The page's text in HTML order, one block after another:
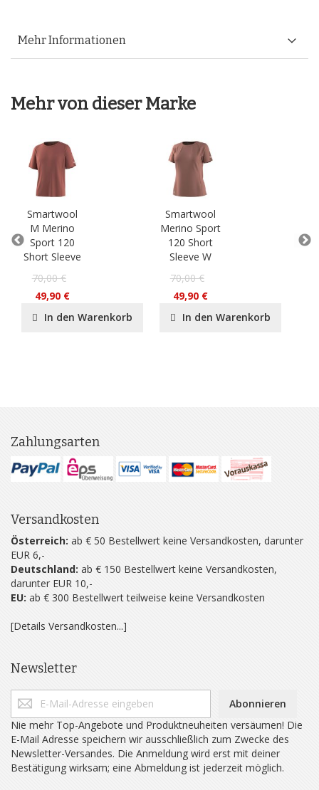
Mehr Informationen
Mehr von dieser Marke
Smartwool
M Merino
Sport 120
Short Sleeve
70,00 €
49,90 €
In den Warenkorb
Smartwool
Merino Sport
120 Short
Sleeve W
70,00 €
49,90 €
In den Warenkorb
Zahlungsarten
Versandkosten
Österreich: ab € 50 Bestellwert keine Versandkosten, darunter
EUR 6,-
Deutschland: ab € 150 Bestellwert keine Versandkosten,
darunter EUR 10,-
EU: ab € 300 Bestellwert teilweise keine Versandkosten
[Details Versandkosten...]
Newsletter
Abonnieren
Nie mehr Top-Angebote und Produktneuheiten versäumen! Die
E-Mail Adresse speichern wir ausschließlich zum Zwecke des
Newsletter-Versandes. Die Anmeldung wird erst mit deiner
Bestätigung wirksam; eine Abmeldung ist jederzeit möglich.